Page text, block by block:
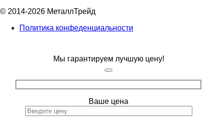
© 2014-2026 МеталлТрейд
Политика конфеденциальности
Мы гарантируем лучшую цену!
Ваше цена